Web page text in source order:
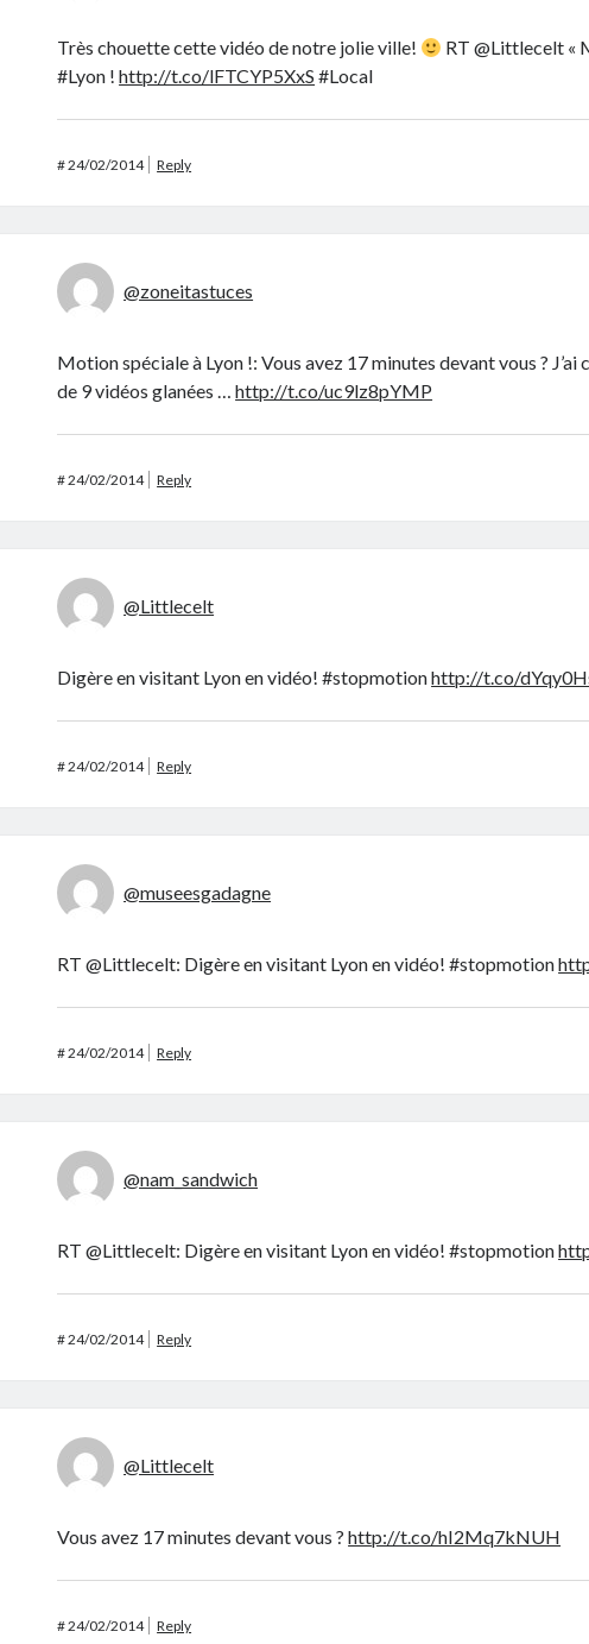
Très chouette cette vidéo de notre jolie ville!
RT @Littlecelt «
#Lyon !http://t.co/lFTCYP5XxS #Local
#24/02/2014 Reply
@zoneitastuces
Motion spéciale à Lyon !: Vous avez 17 minutes devant vous ?
de 9 vidéos glanées …http://t.co/uc9lz8pYMP
#24/02/2014 Reply
@Littlecelt
Digère en visitant Lyon en vidéo! #stopmotionhttp://t.co/
#24/02/2014 Reply
@museesgadagne
RT @Littlecelt: Digère en visitant Lyon en vidéo! #stopmotion
#24/02/2014 Reply
@nam_sandwich
RT @Littlecelt: Digère en visitant Lyon en vidéo! #stopmotion
#24/02/2014 Reply
@Littlecelt
Vous avez 17 minutes devant vous ?http://t.co/hI2Mq7kNUH
#24/02/2014 Reply